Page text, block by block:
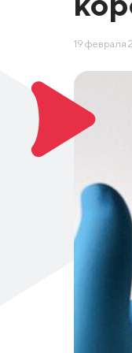
19 февраля